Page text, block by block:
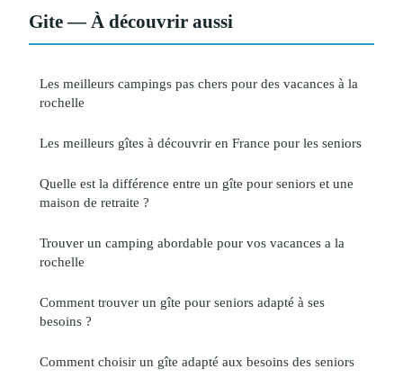
Gite — À découvrir aussi
Les meilleurs campings pas chers pour des vacances à la
rochelle
Les meilleurs gîtes à découvrir en France pour les seniors
Quelle est la différence entre un gîte pour seniors et une
maison de retraite ?
Trouver un camping abordable pour vos vacances a la
rochelle
Comment trouver un gîte pour seniors adapté à ses
besoins ?
Comment choisir un gîte adapté aux besoins des seniors